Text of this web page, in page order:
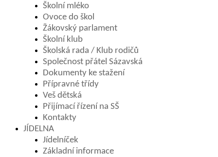
Školní mléko
Ovoce do škol
Žákovský parlament
Školní klub
Školská rada / Klub rodičů
Společnost přátel Sázavská
Dokumenty ke stažení
Přípravné třídy
Veš dětská
Přijímací řízení na SŠ
Kontakty
JÍDELNA
Jídelníček
Základní informace